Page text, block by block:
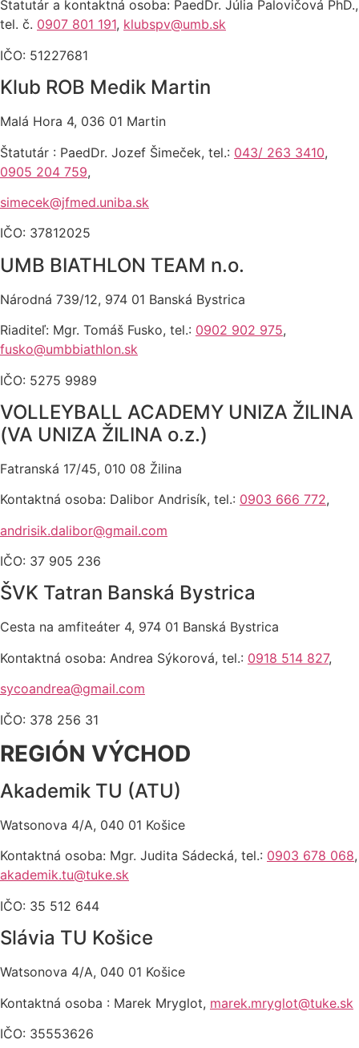
Štatutár a kontaktná osoba: PaedDr. Júlia Palovičová PhD.,
tel. č. 0907 801 191, klubspv@umb.sk
IČO: 51227681
Klub ROB Medik Martin
Malá Hora 4, 036 01 Martin
Štatutár : PaedDr. Jozef Šimeček, tel.: 043/ 263 3410,
0905 204 759,
simecek@jfmed.uniba.sk
IČO: 37812025
UMB BIATHLON TEAM n.o.
Národná 739/12, 974 01 Banská Bystrica
Riaditeľ: Mgr. Tomáš Fusko, tel.: 0902 902 975,
fusko@umbbiathlon.sk
IČO: 5275 9989
VOLLEYBALL ACADEMY UNIZA ŽILINA
(VA UNIZA ŽILINA o.z.)
Fatranská 17/45, 010 08 Žilina
Kontaktná osoba: Dalibor Andrisík, tel.: 0903 666 772,
andrisik.dalibor@gmail.com
IČO: 37 905 236
ŠVK Tatran Banská Bystrica
Cesta na amfiteáter 4, 974 01 Banská Bystrica
Kontaktná osoba: Andrea Sýkorová, tel.: 0918 514 827,
sycoandrea@gmail.com
IČO: 378 256 31
REGIÓN VÝCHOD
Akademik TU (ATU)
Watsonova 4/A, 040 01 Košice
Kontaktná osoba: Mgr. Judita Sádecká, tel.: 0903 678 068,
akademik.tu@tuke.sk
IČO: 35 512 644
Slávia TU Košice
Watsonova 4/A, 040 01 Košice
Kontaktná osoba : Marek Mryglot, marek.mryglot@tuke.sk
IČO: 35553626